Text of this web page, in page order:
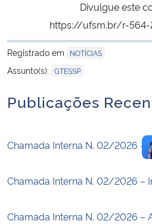
Banco Central do Brasil
Planalto
Divulgue este
https://ufsm.br/r-564-
Registrado em
NOTÍCIAS
Assunto(s): GTESSP
Publicações
Chamada Interna N. 02/2026 –
Chamada Interna N. 02/2026 –
Chamada Interna N. 02/2026 –